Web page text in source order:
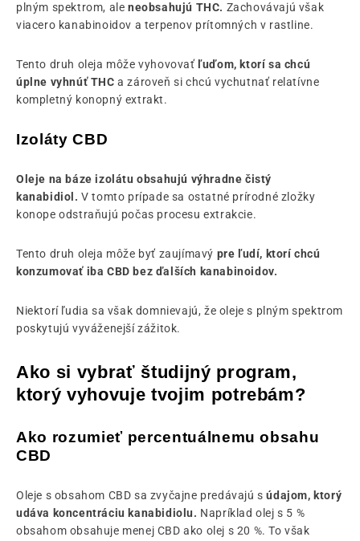
plným spektrom, ale neobsahujú THC. Zachovávajú však
viacero kanabinoidov a terpenov prítomných v rastline.
Tento druh oleja môže vyhovovať ľuďom, ktorí sa chcú
úplne vyhnúť THC a zároveň si chcú vychutnať relatívne
kompletný konopný extrakt.
Izoláty CBD
Oleje na báze izolátu obsahujú výhradne čistý
kanabidiol.V tomto prípade sa ostatné prírodné zložky
konope odstraňujú počas procesu extrakcie.
Tento druh oleja môže byť zaujímavý pre ľudí, ktorí chcú
konzumovať iba CBD bez ďalších kanabinoidov.
Niektorí ľudia sa však domnievajú, že oleje s plným spektrom
poskytujú vyváženejší zážitok.
Ako si vybrať študijný program,
ktorý vyhovuje tvojim potrebám?
Ako rozumieť percentuálnemu obsahu
CBD
Oleje s obsahom CBD sa zvyčajne predávajú súdajom, ktorý
udáva koncentráciu kanabidiolu. Napríklad olej s 5 %
obsahom obsahuje menej CBD ako olej s 20 %. To však